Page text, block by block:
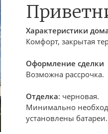
Характеристики
Комфорт, закрытая
Оформление сделки
Возможна рассрочка.
Отделка: черновая.
Минимально
установлены